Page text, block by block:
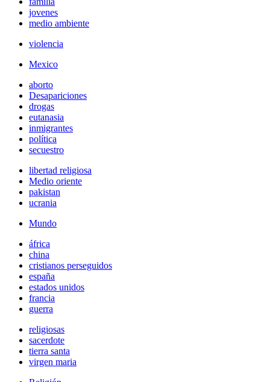
jovenes
medio ambiente
violencia
Mexico
aborto
Desapariciones
drogas
eutanasia
inmigrantes
política
secuestro
libertad religiosa
Medio oriente
pakistan
ucrania
Mundo
áfrica
china
cristianos perseguidos
españa
estados unidos
francia
guerra
religiosas
sacerdote
tierra santa
virgen maria